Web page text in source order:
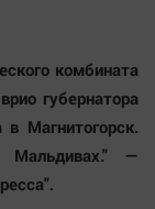
комбината
губернатора
в Магнитогорск.
—